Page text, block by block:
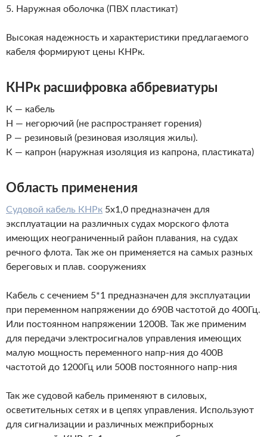
5. Наружная оболочка (ПВХ пластикат)
Высокая надежность и характеристики предлагаемого
кабеля формируют цены КНРк.
КНРк расшифровка аббревиатуры
К — кабель
Н — негорючий (не распространяет горения)
Р — резиновый (резиновая изоляция жилы).
К — капрон (наружная изоляция из капрона, пластиката)
Область применения
Судовой кабель КНРк 5х1,0 предназначен для
эксплуатации на различных судах морского флота
имеющих неограниченный район плавания, на судах
речного флота. Так же он применяется на самых разных
береговых и плав. сооружениях
Кабель с сечением 5*1 предназначен для эксплуатации
при переменном напряжении до 690В частотой до 400Гц.
Или постоянном напряжении 1200В. Так же применим
для передачи электросигналов управления имеющих
малую мощность переменного напр-ния до 400В
частотой до 1200Гц или 500В постоянного напр-ния
Так же судовой кабель применяют в силовых,
осветительных сетях и в цепях управления. Используют
для сигнализации и различных межприборных